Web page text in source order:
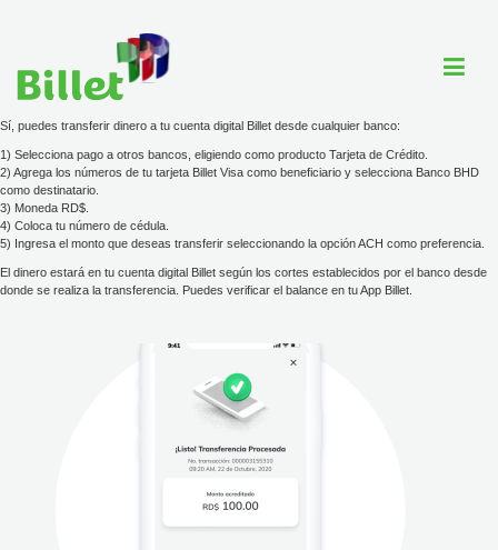
Cuenta Billet
Comercios
Ayuda
Preguntas Frecuentes
Sí, puedes transferir dinero a tu cuenta digital Billet desde cualquier banco:
1) Selecciona pago a otros bancos, eligiendo como producto Tarjeta de Crédito.
2) Agrega los números de tu tarjeta Billet Visa como beneficiario y selecciona Banco BHD
como destinatario.
3) Moneda RD$.
4) Coloca tu número de cédula.
5) Ingresa el monto que deseas transferir seleccionando la opción ACH como preferencia.
El dinero estará en tu cuenta digital Billet según los cortes establecidos por el banco desde
donde se realiza la transferencia. Puedes verificar el balance en tu App Billet.